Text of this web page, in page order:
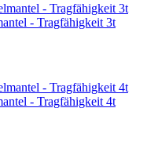
- Tragfähigkeit 3t
- Tragfähigkeit 4t